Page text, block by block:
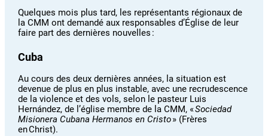
Quelques mois plus tard, les représentants régionaux de
la CMM ont demandé aux responsables d’Église de leur
faire part des dernières nouvelles :
Cuba
Au cours des deux dernières années, la situation est
devenue de plus en plus instable, avec une recrudescence
de la violence et des vols, selon le pasteur Luis
Hernández, de l’église membre de la CMM, «Sociedad
Misionera Cubana Hermanos en Cristo» (Frères
en Christ).